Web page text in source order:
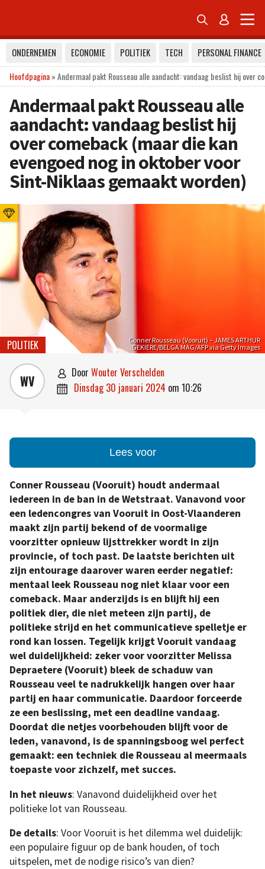
 
ONDERNEMEN ECONOMIE POLITIEK TECH
PERSONAL FINANCE
Hoofdpagina»Andermaal pakt Rousseau alle aandacht: vandaag beslist hij over
Andermaal pakt Rousseau alle
aandacht: vandaag beslist hij
over comeback (maar die kan
evengoed nog in oktober voor
Sint-Niklaas gemaakt worden)
Conner Rousseau (Vooruit) – JAMES ARTHUR
GEKIERE/BELGA MAG/AFP via Getty Images
POLITIEK
WV  door Wouter Verschelden
 dinsdag 30 januari 2024 om 10:26
Lees voor
Conner Rousseau (Vooruit) houdt andermaal
iedereen in de ban in de Wetstraat. Vanavond voor
een ledencongres van Vooruit in Oost-Vlaanderen
maakt zijn partij bekend of de voormalige
voorzitter opnieuw lijsttrekker wordt in zijn
provincie, of toch past. De laatste berichten uit
zijn entourage daarover waren eerder negatief:
mentaal leek Rousseau nog niet klaar voor een
comeback. Maar anderzijds is en blijft hij een
politiek dier, die niet meteen zijn partij, de
politieke strijd en het communicatieve spelletje er
rond kan lossen. Tegelijk krijgt Vooruit vandaag
wel duidelijkheid: zeker voor voorzitter Melissa
Depraetere (Vooruit) bleek de schaduw van
Rousseau veel te nadrukkelijk hangen over haar
partij en haar communicatie. Daardoor forceerde
ze een beslissing, met een deadline vandaag.
Doordat die netjes voorbehouden blijft voor de
leden, vanavond, is de spanningsboog wel perfect
gemaakt: een techniek die Rousseau al meermaals
toepaste voor zichzelf, met succes.
In het nieuws: Vanavond duidelijkheid over het
politieke lot van Rousseau.
De details: Voor Vooruit is het dilemma wel duidelijk:
een populaire figuur op de bank houden, of toch
uitspelen, met de nodige risico’s van dien?